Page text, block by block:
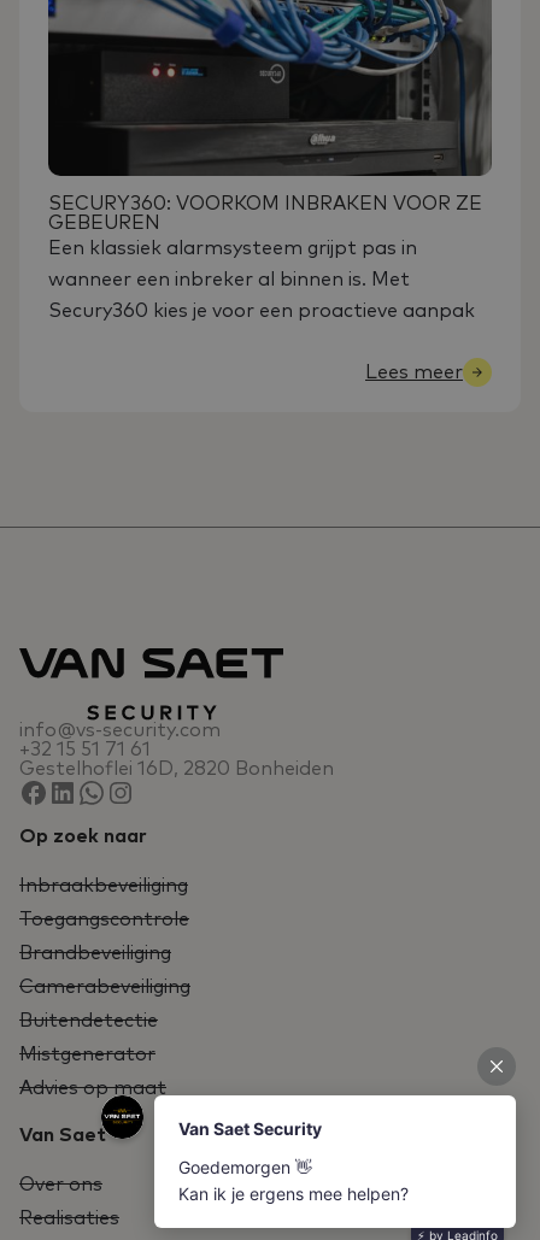
SECURY360: VOORKOM INBRAKEN VOOR ZE
GEBEUREN
Een klassiek alarmsysteem grijpt pas in
wanneer een inbreker al binnen is. Met
Secury360 kies je voor een proactieve aanpak
Lees meer
info@vs-security.com
+32 15 51 71 61
Gestelhoflei 16D, 2820 Bonheiden
Op zoek naar
Inbraakbeveiliging
Toegangscontrole
Brandbeveiliging
Camerabeveiliging
Buitendetectie
Mistgenerator
Advies op maat
Van Saet
Over ons
Realisaties